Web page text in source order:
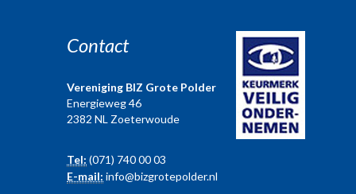
Contact
Vereniging BIZ Grote Polder
Energieweg 46
2382 NL Zoeterwoude
Tel: (071) 740 00 03
E-mail: info@bizgrotepolder.nl